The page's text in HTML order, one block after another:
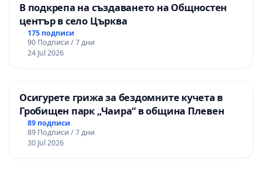
В подкрепа на създаването на Общностен
център в село Църква
175 подписи
90 Подписи / 7 дни
24 Jul 2026
Осигурете грижа за бездомните кучета в
Гробищен парк „Чаира“ в община Плевен
89 подписи
89 Подписи / 7 дни
30 Jul 2026